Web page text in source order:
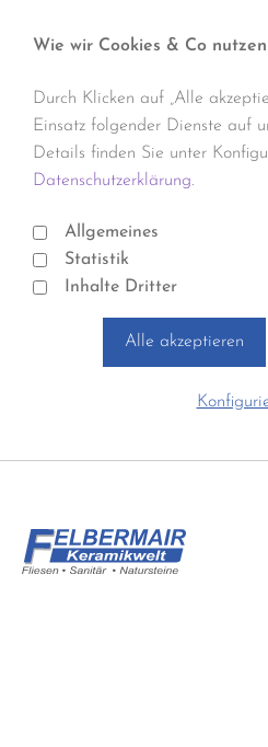
Wie wir Cookies & Co nutzen
Durch Klicken auf „Alle
Einsatz folgender Dienste auf
Details finden Sie unter
Datenschutzerklärung.
Allgemeines
Statistik
Inhalte Dritter
Alle akzeptieren